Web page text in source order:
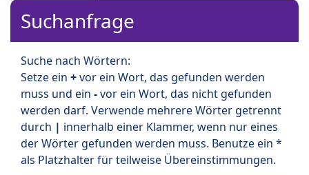
Suchanfrage
Suche nach Wörtern:
Setze ein +vor ein Wort, das gefunden werden
muss und ein -vor ein Wort, das nicht gefunden
werden darf. Verwende mehrere Wörter getrennt
durch | innerhalb einer Klammer, wenn nur eines
der Wörter gefunden werden muss. Benutze ein *
als Platzhalter für teilweise Übereinstimmungen.